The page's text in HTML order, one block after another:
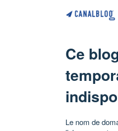
Ce
Le nom de